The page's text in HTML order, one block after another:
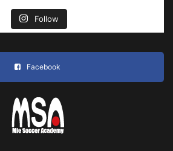
Follow
Facebook